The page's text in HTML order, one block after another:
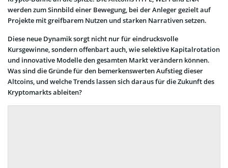
werden zum Sinnbild einer Bewegung, bei der Anleger gezielt auf
Projekte mit greifbarem Nutzen und starken Narrativen setzen.
Diese neue Dynamik sorgt nicht nur für eindrucksvolle
Kursgewinne, sondern offenbart auch, wie selektive Kapitalrotation
und innovative Modelle den gesamten Markt verändern können.
Was sind die Gründe für den bemerkenswerten Aufstieg dieser
Altcoins, und welche Trends lassen sich daraus für die Zukunft des
Kryptomarkts ableiten?